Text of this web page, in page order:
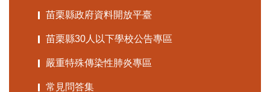
苗栗縣政府資料開放平臺
苗栗縣30人以下學校公告專區
嚴重特殊傳染性肺炎專區
常見問答集